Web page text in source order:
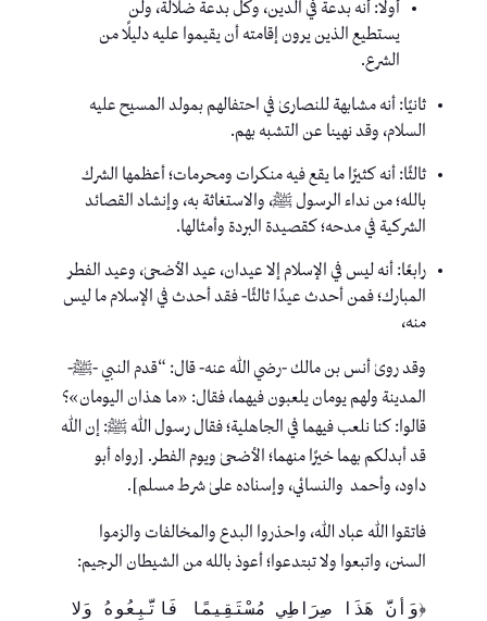
أولًا: أنه بدعة في الدين، وكل بدعة ضلالة، ولن
يستطيع الذين يرون إقامته أن يقيموا عليه دليلًا من
الشرع.
ثانيًا: أنه مشابهة للنصارىٰ في احتفالهم بمولد المسيح عليه
السلام، وقد نهينا عن التشبه بهم.
ثالثًا: أنه كثيرًا ما يقع فيه منكرات ومحرمات؛ أعظمها الشرك
بالله؛ من نداء الرسول ﷺ، والاستغاثة به، وإنشاد القصائد
الشركية في مدحه؛ كقصيدة البردة وأمثالها.
رابعًا: أنه ليس في الإسلام إلا عيدان، عيد الأضحىٰ، وعيد الفطر
المبارك؛ فمن أحدث عيدًا ثالثًا- فقد أحدث في الإسلام ما ليس
منه،
وقد روىٰ أنس بن مالك -رضي الله عنه- قال: “قدم النبي -ﷺ-
المدينة ولهم يومان يلعبون فيهما، فقال: «ما هذان اليومان»؟
قالوا: كنا نلعب فيهما في الجاهلية؛ فقال رسول الله ﷺ: إن الله
قد أبدلكم بهما خيرًا منهما؛ الأضحىٰ ويوم الفطر. [رواه أبو
داود، وأحمد والنسائي، وإسناده علىٰ شرط مسلم].
فاتقوا الله عباد الله، واحذروا البدع والمخالفات والزموا
السنن، واتبعوا ولا تبتدعوا؛ أعوذ بالله من الشيطان الرجيم: